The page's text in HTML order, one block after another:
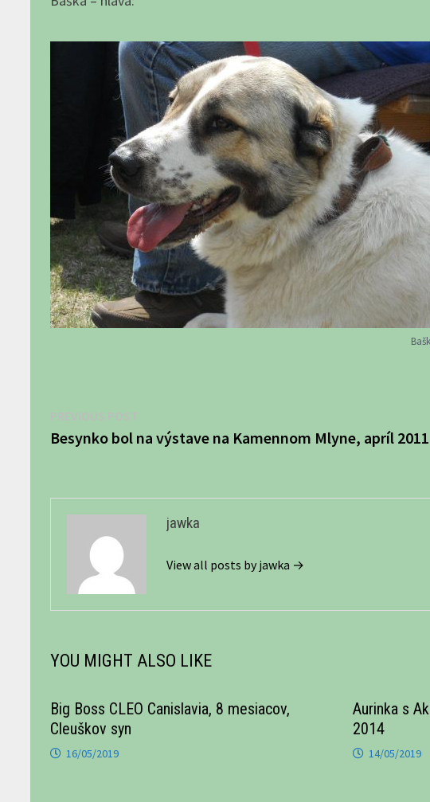
v
post:
Besynko bol na výstave na Kamennom Mlyne, apríl 2011
jawka
View all posts by jawka →
YOU MIGHT ALSO LIKE
Big Boss CLEO Canislavia, 8 mesiacov,
Cleuškov syn
16/05/2019
Aurinka s
2014
14/05/2019